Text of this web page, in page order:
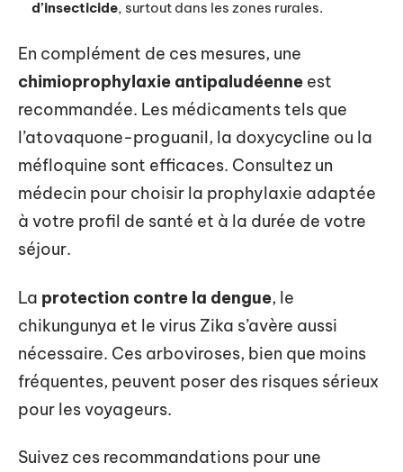
d’insecticide, surtout dans les zones rurales.
En complément de ces mesures, une
chimioprophylaxie antipaludéenne est
recommandée. Les médicaments tels que
l’atovaquone-proguanil, la doxycycline ou la
méfloquine sont efficaces. Consultez un
médecin pour choisir la prophylaxie adaptée
à votre profil de santé et à la durée de votre
séjour.
La protection contre la dengue, le
chikungunya et le virus Zika s’avère aussi
nécessaire. Ces arboviroses, bien que moins
fréquentes, peuvent poser des risques sérieux
pour les voyageurs.
Suivez ces recommandations pour une